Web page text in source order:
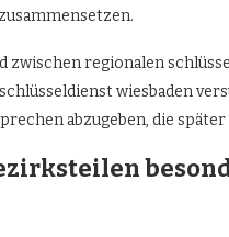
zwischen regionalen
wiesbaden
abzugeben, die